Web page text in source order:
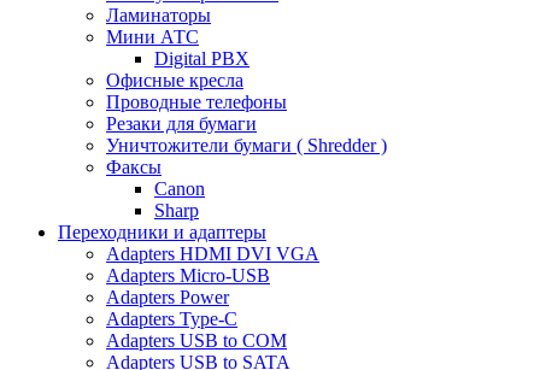
Ламинаторы
Мини АТС
Digital PBX
Офисные кресла
Проводные телефоны
Резаки для бумаги
Уничтожители бумаги ( Shredder )
Факсы
Canon
Sharp
Переходники и адаптеры
Adapters HDMI DVI VGA
Adapters Micro-USB
Adapters Power
Adapters Type-C
Adapters USB to COM
Adapters USB to SATA